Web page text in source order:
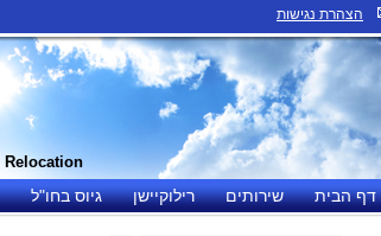
הצהרת נגישות
Relocation
דף הבית שירותים רילוקיישן גיוס בחו"ל